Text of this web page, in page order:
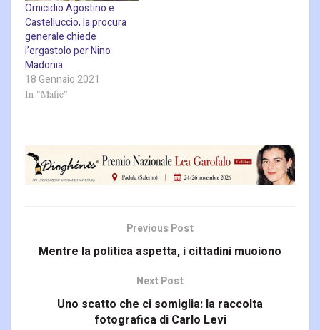
Omicidio Agostino e
Castelluccio, la procura
generale chiede
l’ergastolo per Nino
Madonia
18 Gennaio 2021
In "Mafie"
Previous Post
Mentre la politica aspetta, i cittadini muoiono
Next Post
Uno scatto che ci somiglia: la raccolta
fotografica di Carlo Levi